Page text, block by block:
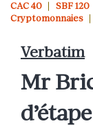
CAC 40 SBF 120
Cryptomonnaies
Verbatim
Mr
d’étape